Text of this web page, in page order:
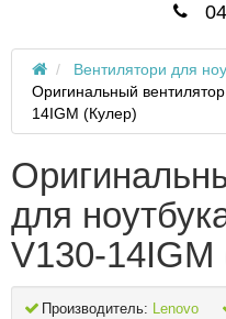
Вентилятори для
Оригинальный
14IGM (Кулер)
для
V130-14IGM
Производитель: Lenovo